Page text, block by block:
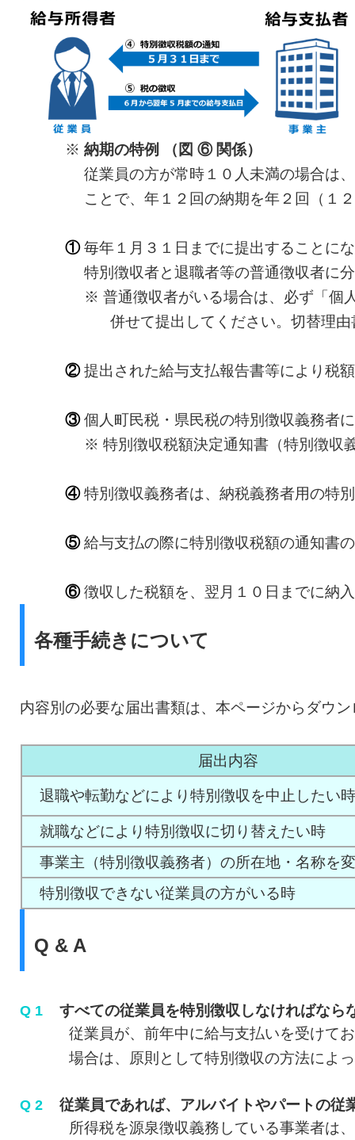
※ 納期の特例 （図 ⑥ 関係）
従業員の方が常時１０人未満の場合は、従
ことで、年１２回の納期を年２回（１２月
①毎年１月３１日までに提出することに
特別徴収者と退職者等の普通徴収者に分
※ 普通徴収者がいる場合は、必ず「個人住
併せて提出してください。切替理由書の
②提出された給与支払報告書等により税
③個人町民税・県民税の特別徴収義務者
※ 特別徴収税額決定通知書（特別徴収義
④特別徴収義務者は、納税義務者用の特
⑤給与支払の際に特別徴収税額の通知書
⑥徴収した税額を、翌月１０日までに納
各種手続きについて
内容別の必要な届出書類は、本ページからダウ
届出内容
退職や転勤などにより特別徴収を中止したい時
就職などにより特別徴収に切り替えたい時
事業主（特別徴収義務者）の所在地・名称を
特別徴収できない従業員の方がいる時
Q & A
Q 1
すべての従業員を特別徴収しなければなら
従業員が、前年中に給与支払いを受けてお
場合は、原則として特別徴収の方法によっ
Q 2
従業員であれば、アルバイトやパートの
所得税を源泉徴収義務している事業者は、